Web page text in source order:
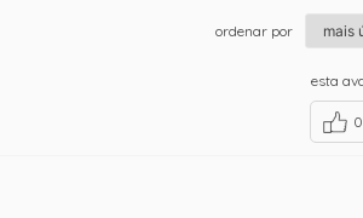
ordenar por
esta
0